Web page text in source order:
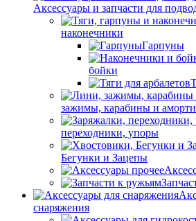
Аксессуары и запчасти для
наконечники
Гарпуны
бойки
зажимы, карабины и
переходники, упоры
Бегунки и Зацепы
снаряжения